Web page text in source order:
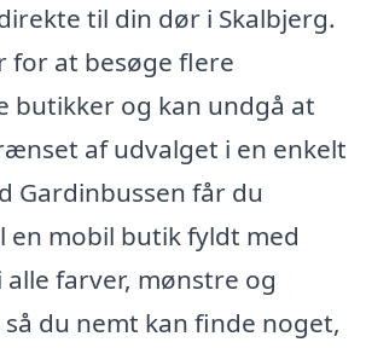
til din dør i Skalbjerg.
for at besøge flere
butikker og kan undgå at
af udvalget i en enkelt
Gardinbussen får du
en mobil butik fyldt med
farver, mønstre og
du nemt kan finde noget,